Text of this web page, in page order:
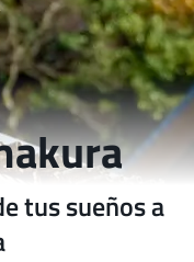
tus sueños a